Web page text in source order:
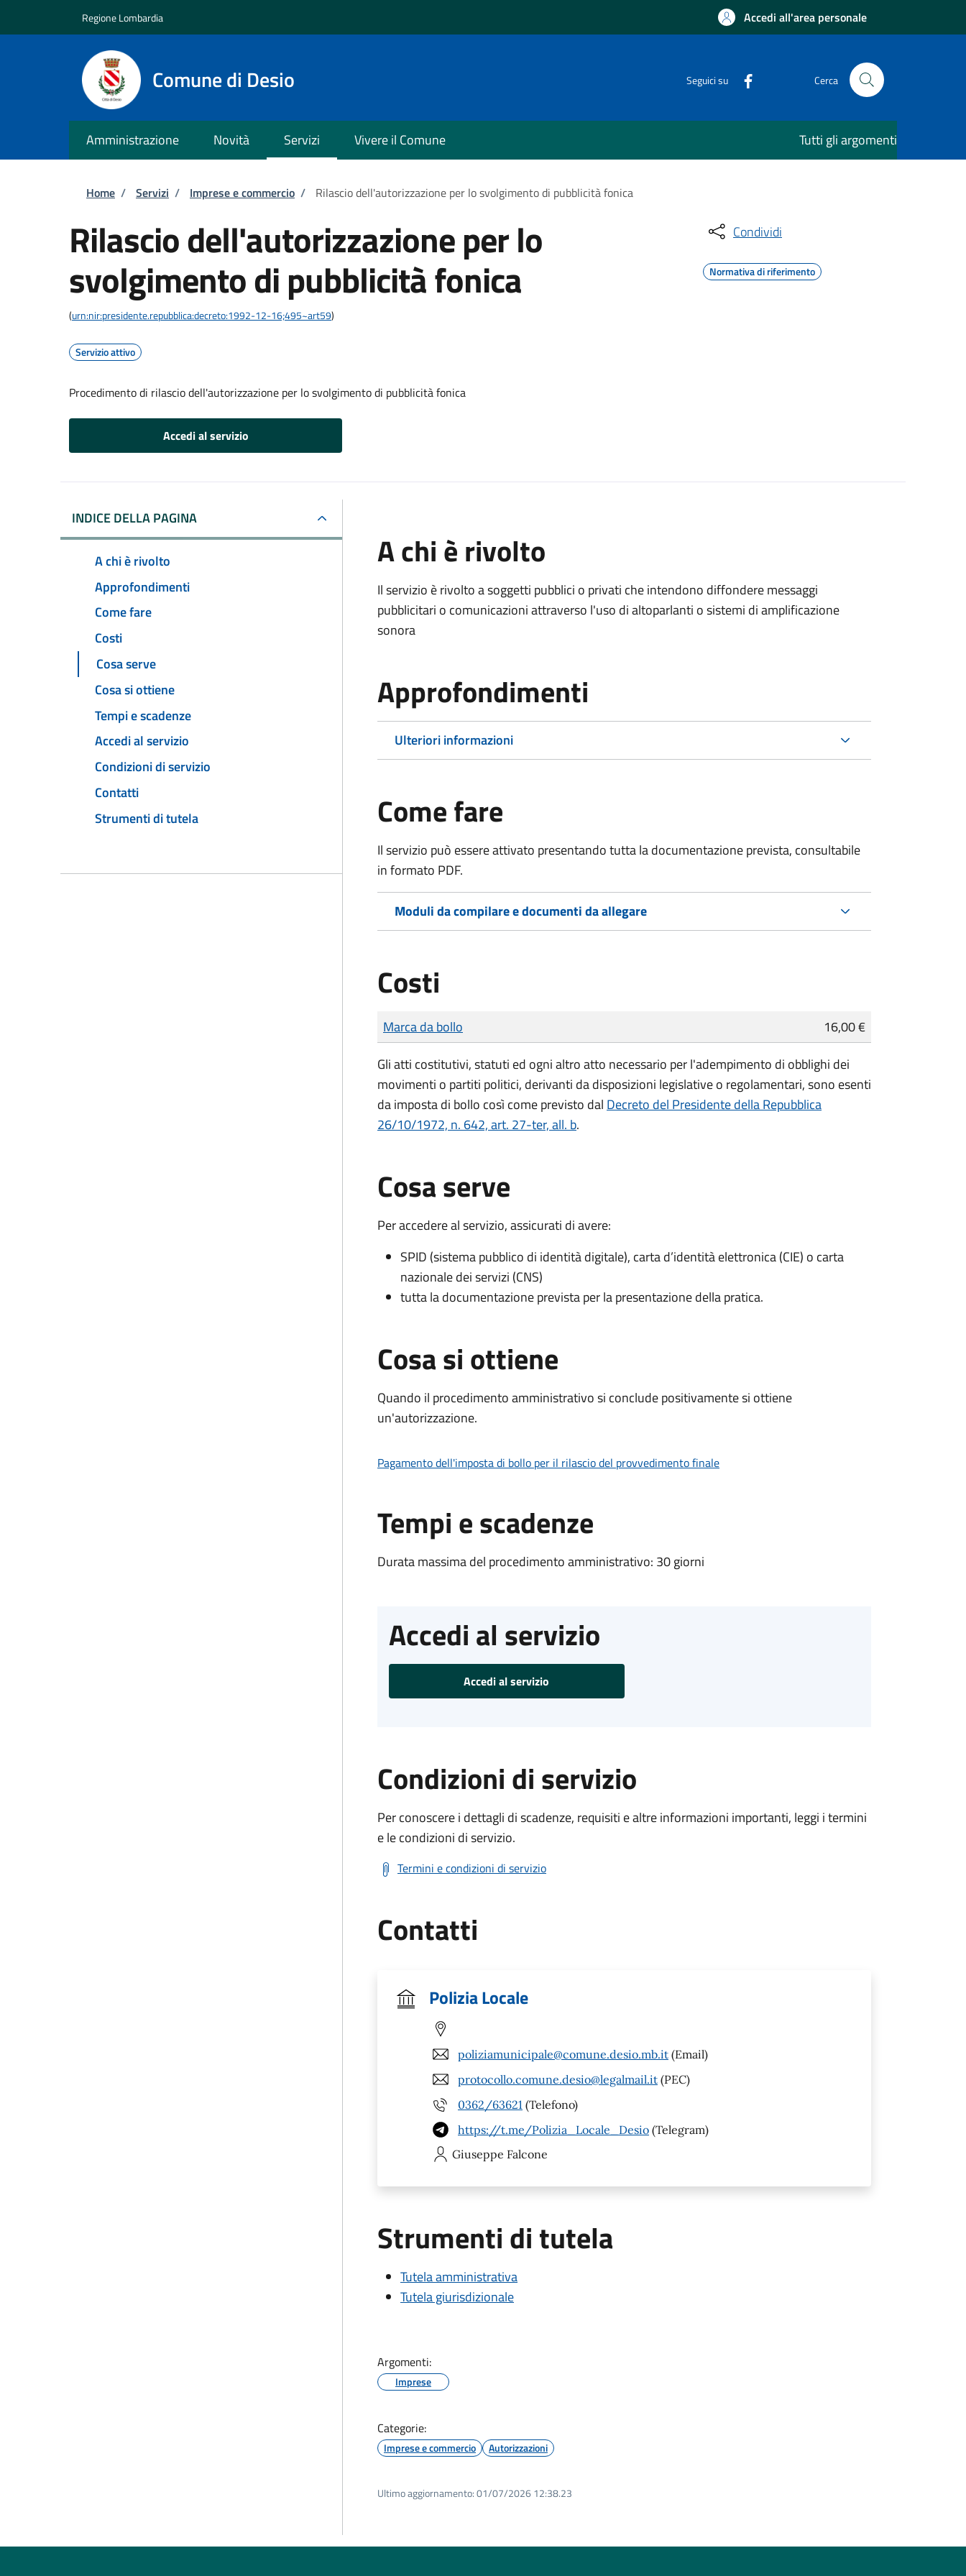
Regione Lombardia Accedi all'area personale
Comune di Desio Seguici su Cerca
Amministrazione Novità Servizi Vivere il Comune Tutti gli argomenti
Briciole di pane
Home / Servizi / Imprese e commercio / Rilascio dell'autorizzazione per lo svolgimento di pubblicità fonica
Rilascio dell'autorizzazione per lo
svolgimento di pubblicità fonica
(urn:nir:presidente.repubblica:decreto:1992-12-16;495~art59)
Servizio attivo
Procedimento di rilascio dell'autorizzazione per lo svolgimento di pubblicità fonica
Accedi al servizio
Condividi
Normativa di riferimento
INDICE DELLA PAGINA
A chi è rivolto
Approfondimenti
Come fare
Costi
Cosa serve
Cosa si ottiene
Tempi e scadenze
Accedi al servizio
Condizioni di servizio
Contatti
Strumenti di tutela
A chi è rivolto
Il servizio è rivolto a soggetti pubblici o privati che intendono diffondere messaggi
pubblicitari o comunicazioni attraverso l'uso di altoparlanti o sistemi di amplificazione
sonora
Approfondimenti
Ulteriori informazioni
Come fare
Il servizio può essere attivato presentando tutta la documentazione prevista, consultabile
in formato PDF.
Moduli da compilare e documenti da allegare
Costi
Tipo di pagamento
Importo
Marca da bollo
16,00 €
Gli atti costitutivi, statuti ed ogni altro atto necessario per l'adempimento di obblighi dei
movimenti o partiti politici, derivanti da disposizioni legislative o regolamentari, sono esenti
da imposta di bollo così come previsto dal Decreto del Presidente della Repubblica
26/10/1972, n. 642, art. 27-ter, all. b.
Cosa serve
Per accedere al servizio, assicurati di avere:
SPID (sistema pubblico di identità digitale), carta d’identità elettronica (CIE) o carta
nazionale dei servizi (CNS)
tutta la documentazione prevista per la presentazione della pratica.
Cosa si ottiene
Quando il procedimento amministrativo si conclude positivamente si ottiene
un'autorizzazione.
Pagamento dell'imposta di bollo per il rilascio del provvedimento finale
Tempi e scadenze
Durata massima del procedimento amministrativo: 30 giorni
Accedi al servizio
Accedi al servizio
Condizioni di servizio
Per conoscere i dettagli di scadenze, requisiti e altre informazioni importanti, leggi i termini
e le condizioni di servizio.
Termini e condizioni di servizio
Contatti
Polizia Locale
poliziamunicipale@comune.desio.mb.it (Email)
protocollo.comune.desio@legalmail.it (PEC)
0362/63621 (Telefono)
https://t.me/Polizia_Locale_Desio (Telegram)
Giuseppe Falcone
Strumenti di tutela
Tutela amministrativa
Tutela giurisdizionale
Argomenti:
Imprese
Categorie:
Imprese e commercio Autorizzazioni
Ultimo aggiornamento:01/07/2026 12:38.23